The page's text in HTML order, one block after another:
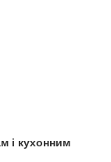
і кухонним